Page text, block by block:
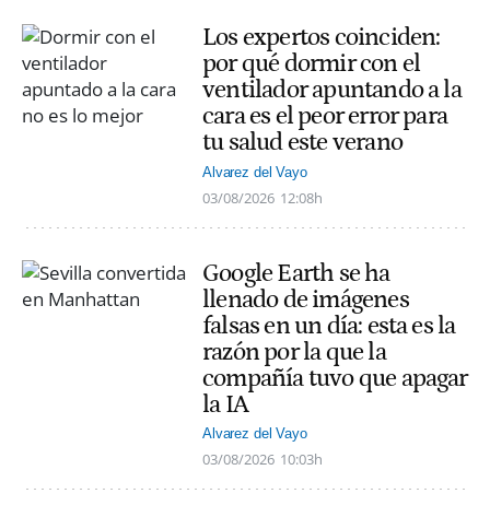
Los expertos coinciden:
por qué dormir con el
ventilador apuntando a la
cara es el peor error para
tu salud este verano
Alvarez del Vayo
03/08/2026 12:08h
Google Earth se ha
llenado de imágenes
falsas en un día: esta es la
razón por la que la
compañía tuvo que apagar
la IA
Alvarez del Vayo
03/08/2026 10:03h